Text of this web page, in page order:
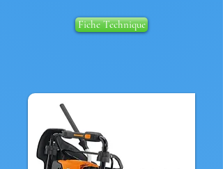
Fiche Technique